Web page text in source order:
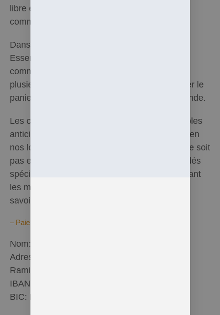
libre et n’engage aucunement l’obligation de
commande.
Dans le cas où commande est passée, Hel
Essentielle propose au client la procédure de
commande et de règlement des produits en
plusieurs étapes, avec la possibilité de modifier le
panier avant validation définitive de la commande.
Les commandes sont dans tous les cas payables
anticipativement (sauf dans le cas d’un retrait en
nos locaux et pour autant que la commande ne soit
pas exceptionnelle tels que produits commandés
spécialement à la demande du client) en utilisant
les moyens de paiements prévus par le site à
savoir:
– Paiement par virement bancaire:
Nom: Hélène Verhoyen
Adresse: 15 Rue Joseph Guilleaume, 1367
Ramillies (Belgique)
IBAN: BE21.6511.6430.8003
BIC: KEYTBEBB